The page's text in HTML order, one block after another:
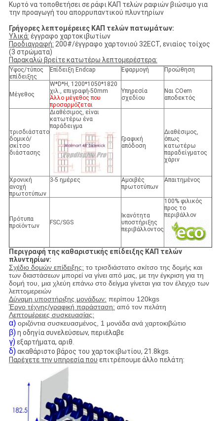
Κυρτό να τοποθετήσει σε ράφι ΚΑΠ τελών ραφιών βιώσιμο για
την προαγωγή του απορρυπαντικού πλυντηρίων
Γρήγορες λεπτομέρειες ΚΑΠ τελών πατωμάτων:
Υλικά: έγγραφο χαρτοκιβωτίων
Προδιαγραφή: 200#/έγγραφο χαρτονιού 32ECT, ενιαίος τοίχος
(3 στρώματα)
Παρακαλώ βρείτε κατωτέρω λεπτομερέστερα:
Ύφος/τύπος
επίδειξης
Επίδειξη Endcap Εφαρμογή Προώθηση
Μέγεθος
W*D*H, 1200*1050*1820
χιλ., επιγραφή-50mm
Άλλο μέγεθος που
προσαρμόζεται
Υπηρεσία
σχεδίου
Ναι COem
αποδεκτός
τρισδιάστατο
δομικό/
σκίτσο
διάστασης
Διαθέσιμος, είναι
κατωτέρω ένα
παράδειγμα
Γραφική
απόδοση
Διαθέσιμος,
όπως
κατωτέρω
παραδείγματος
χάριν
Χρονική
ανοχή
πρωτοτύπων
3-5 ημέρες
Αμοιβές
πρωτοτύπων
Απαιτημένος
Πρότυπα
προϊόντων
FSC/SGS
Ικανότητα
υποστήριξης
περιβάλλοντος
100% φιλικός
προς το
περιβάλλον
Περιγραφή της καθαριστικής επίδειξης ΚΑΠ τελών
πλυντηρίων:
Σχέδιο δομών επίδειξης: το τρισδιάστατο σκίτσο της δομής και
των διαστάσεων μπορεί να γίνει από μας, με την έγκριση για τη
δομή του, μια χλεύη επάνω στο δείγμα γίνεται για τον έλεγχο των
λεπτομερειών
Δύναμη υποστήριξης μονάδων: περίπου 120kgs
Έργο τέχνης/γραφική παράσταση: από τον πελάτη
Λεπτομέρειες συσκευασίας:
α)οριζόντια συσκευασμένος, 1 μονάδα ανά χαρτοκιβώτιο
β)η οδηγία συνελεύσεων, περιέλαβε
γ)εξαρτήματα, αριθ.
δ)ακαθάριστο βάρος του χαρτοκιβωτίου, 21.8kgs.
Παρέχετε την υπηρεσία που επιτρέπουμε άλλο πελάτη: